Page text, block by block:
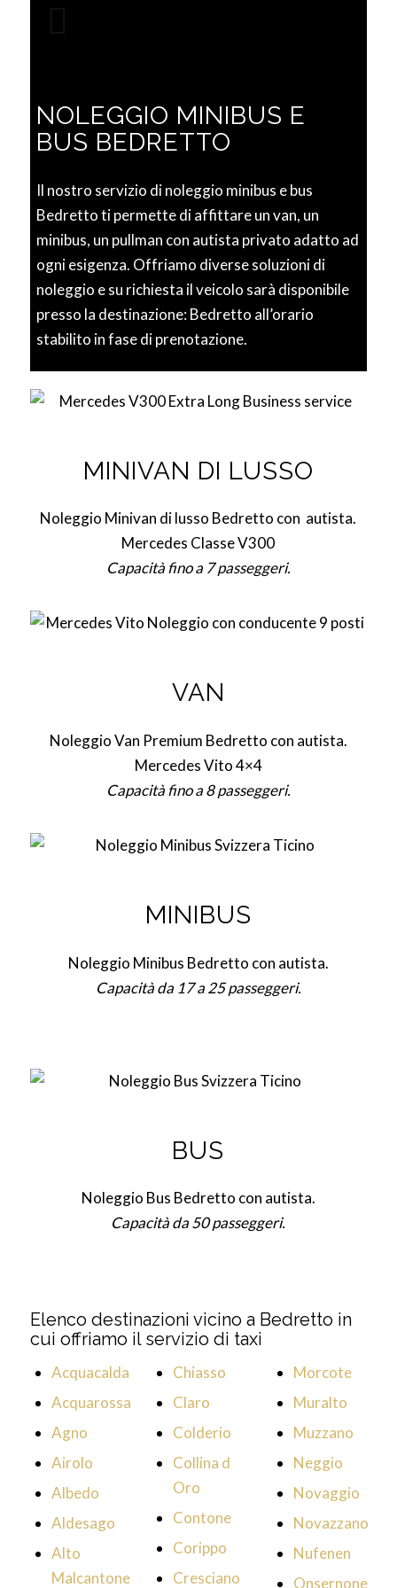
NOLEGGIO MINIBUS E
BUS BEDRETTO
Il nostro servizio di noleggio minibus e bus
Bedretto ti permette di affittare un van, un
minibus, un pullman con autista privato adatto ad
ogni esigenza. Offriamo diverse soluzioni di
noleggio e su richiesta il veicolo sarà disponibile
presso la destinazione: Bedretto all’orario
stabilito in fase di prenotazione.
MINIVAN DI LUSSO
Noleggio Minivan di lusso Bedretto con autista.
Mercedes Classe V300
Capacità fino a 7 passeggeri.
VAN
Noleggio Van Premium Bedretto con autista.
Mercedes Vito 4×4
Capacità fino a 8 passeggeri.
MINIBUS
Noleggio Minibus Bedretto con autista.
Capacità da 17 a 25 passeggeri.
BUS
Noleggio Bus Bedretto con autista.
Capacità da 50 passeggeri.
Elenco destinazioni vicino a Bedretto in
cui offriamo il servizio di taxi
Acquacalda
Acquarossa
Agno
Airolo
Albedo
Aldesago
Alto
Malcantone
Chiasso
Claro
Colderio
Collina d
Oro
Contone
Corippo
Cresciano
Morcote
Muralto
Muzzano
Neggio
Novaggio
Novazzano
Nufenen
Onsernone